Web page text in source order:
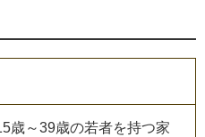
歳～39歳の若者を持つ家